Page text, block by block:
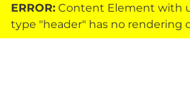
ERROR: Content Element with
type "header" has no rendering